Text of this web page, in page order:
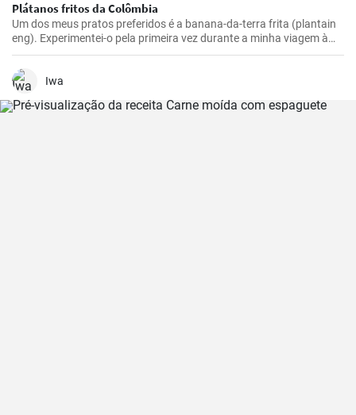
Plátanos fritos da Colômbia
Um dos meus pratos preferidos é a banana-da-terra frita (plantain
eng). Experimentei-o pela primeira vez durante a minha viagem à
Colômbia e achei-o absolutamente delicioso. Agora preparo-o com
muita frequência porque é simples mas incrivelmente saboroso. Os
plátanos são uma verdadeira delícia quando preparados
plátanos fritos na perfeição.
Iwa